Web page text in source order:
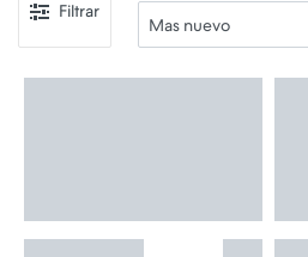
Filtrar